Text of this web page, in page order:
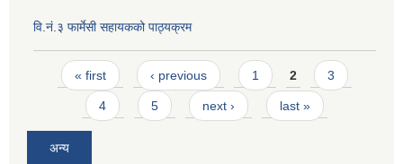
वि.नं.३ फार्मेसी सहायकको पाठ्यक्रम
Pages
« first ‹ previous 1 2 3
4 5 next › last »
अन्य